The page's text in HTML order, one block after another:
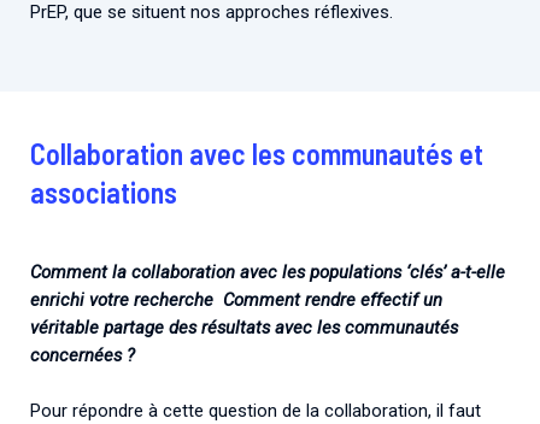
PrEP, que se situent nos approches réflexives.
Collaboration avec les communautés et
associations
Comment la collaboration avec les populations ‘clés’ a-t-elle
enrichi votre recherche Comment rendre effectif un
véritable partage des résultats avec les communautés
concernées ?
Pour répondre à cette question de la collaboration, il faut